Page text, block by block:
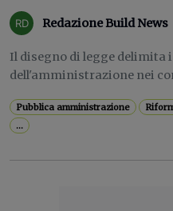
Redazione Build News
Il disegno di legge delimita
dell'amministrazione nei
Pubblica amministrazione
...